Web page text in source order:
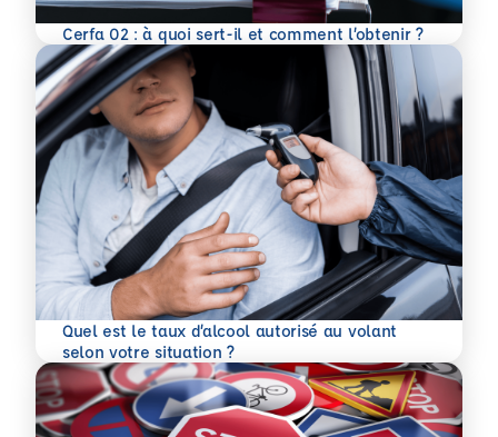
Cerfa 02 : à quoi sert-il et comment l’obtenir ?
En savoir plus
Quel est le taux d’alcool autorisé au volant
selon votre situation ?
En savoir plus